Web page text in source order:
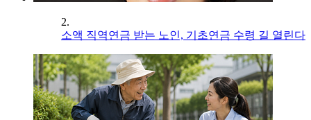
2.
소액 직역연금 받는 노인, 기초연금 수령 길 열린다